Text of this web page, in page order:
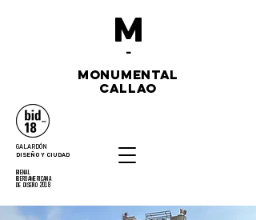
GALARDÓN
DISEÑO Y CIUDAD
bienal
iberoamericana
de diseño 2018
M
-
monumental
callao